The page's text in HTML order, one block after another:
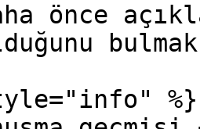
önce
%}